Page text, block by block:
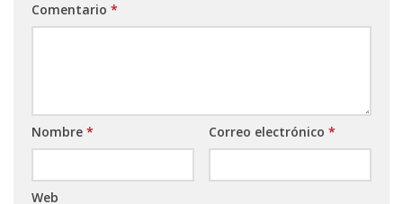
Comentario *
Nombre * Correo electrónico *
Web